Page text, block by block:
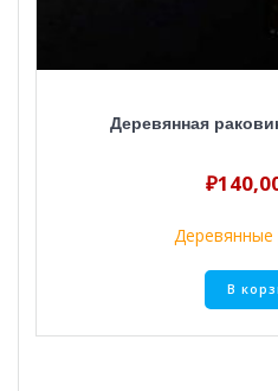
Деревянная
₽
Деревянные
В